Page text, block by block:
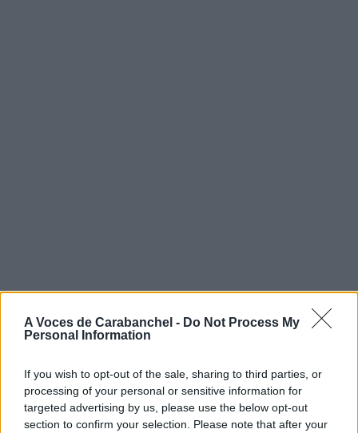
A Voces de Carabanchel - Do Not Process My
Personal Information
If you wish to opt-out of the sale, sharing to third parties, or
processing of your personal or sensitive information for
targeted advertising by us, please use the below opt-out
section to confirm your selection. Please note that after your